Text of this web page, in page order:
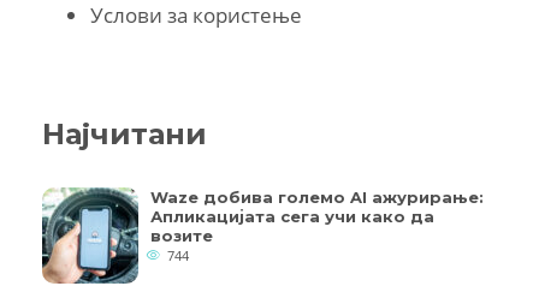
Услови за користење
Најчитани
Waze добива големо AI ажурирање:
Апликацијата сега учи како да
возите
744